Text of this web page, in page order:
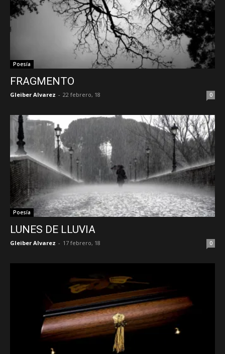
Poesía
FRAGMENTO
Gleiber Alvarez - 22 febrero, 18 0
Poesía
LUNES DE LLUVIA
Gleiber Alvarez - 17 febrero, 18 0